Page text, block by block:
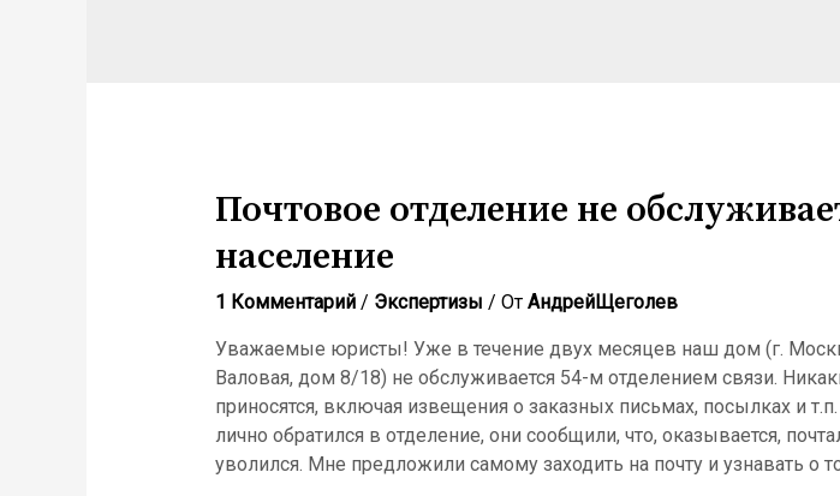
Почтовое отделение не
население
1 Комментарий / Экспертизы / От АндрейЩеголев
Уважаемые юристы! Уже в течение двух месяцев наш дом (г.
Валовая, дом 8/18) не обслуживается 54-м отделением связи.
приносятся, включая извещения о заказных письмах, посылках и
лично обратился в отделение, они сообщили, что, оказывается,
уволился. Мне предложили самому заходить на почту и узнавать о